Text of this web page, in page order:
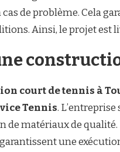
de problème. Cela
Ainsi, le projet est
court de tennis à
Tennis.
matériaux de qualité.
une